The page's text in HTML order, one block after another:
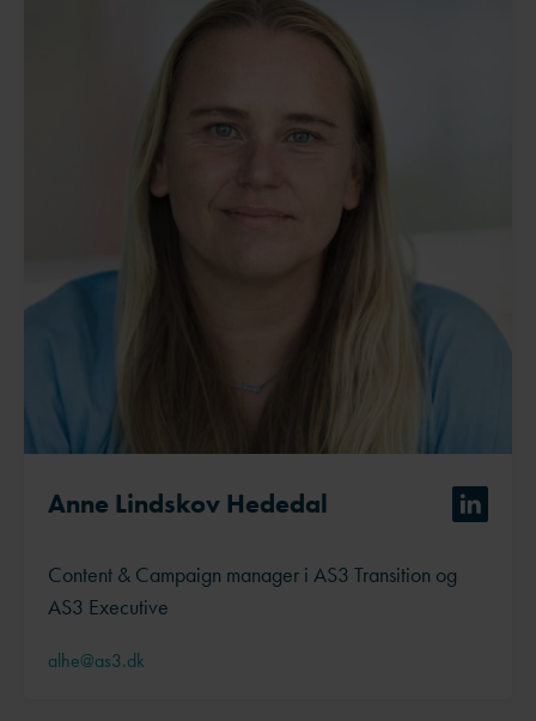
Anne Lindskov Hededal
Content & Campaign manager i AS3 Transition og
AS3 Executive
alhe@as3.dk